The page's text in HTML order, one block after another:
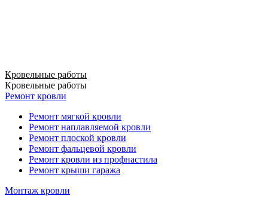
Кровельные работы
Кровельные работы
Ремонт кровли
Ремонт мягкой кровли
Ремонт наплавляемой кровли
Ремонт плоской кровли
Ремонт фальцевой кровли
Ремонт кровли из профнастила
Ремонт крыши гаража
Монтаж кровли